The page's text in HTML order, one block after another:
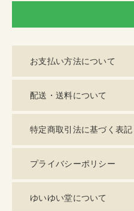
お支払い方法について
配送・送料について
特定商取引法に基づく表記
プライバシーポリシー
ゆいゆい堂について